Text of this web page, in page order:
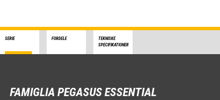
SERIE FORDELE
TEKNISKE
SPECIFIKATIONER
FAMIGLIA PEGASUS ESSENTIAL